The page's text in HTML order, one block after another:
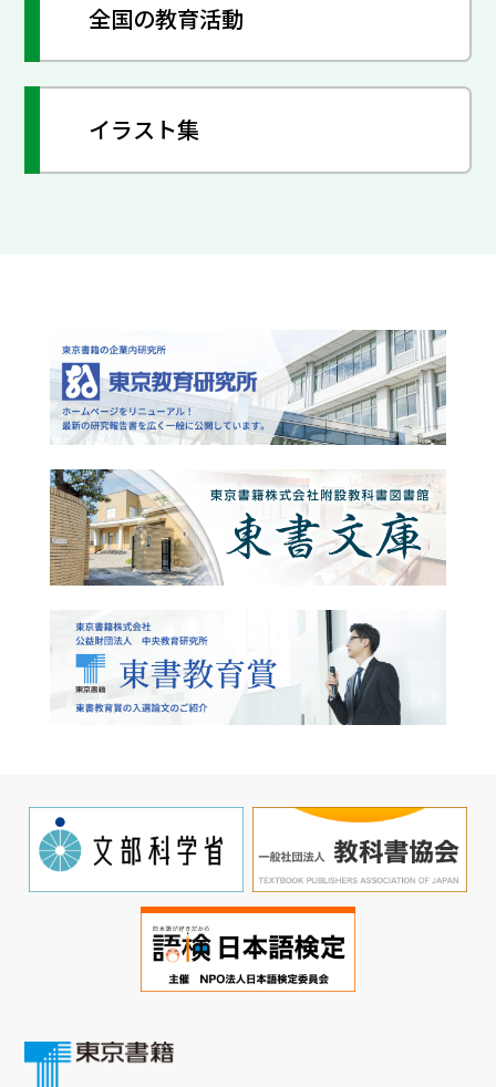
全国の教育活動
イラスト集